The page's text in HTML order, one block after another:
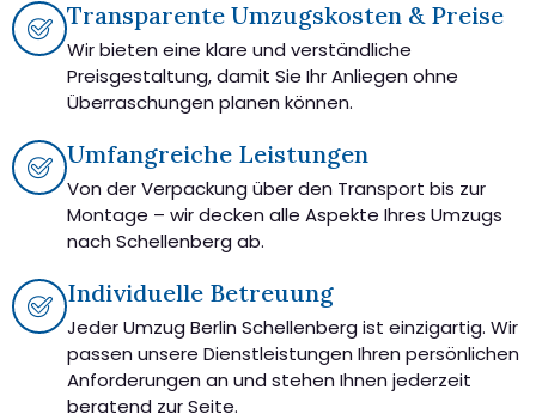
Transparente Umzugskosten & Preise
Wir bieten eine klare und verständliche
Preisgestaltung, damit Sie Ihr Anliegen ohne
Überraschungen planen können.
Umfangreiche Leistungen
Von der Verpackung über den Transport bis zur
Montage – wir decken alle Aspekte Ihres Umzugs
nach Schellenberg ab.
Individuelle Betreuung
Jeder Umzug Berlin Schellenberg ist einzigartig. Wir
passen unsere Dienstleistungen Ihren persönlichen
Anforderungen an und stehen Ihnen jederzeit
beratend zur Seite.